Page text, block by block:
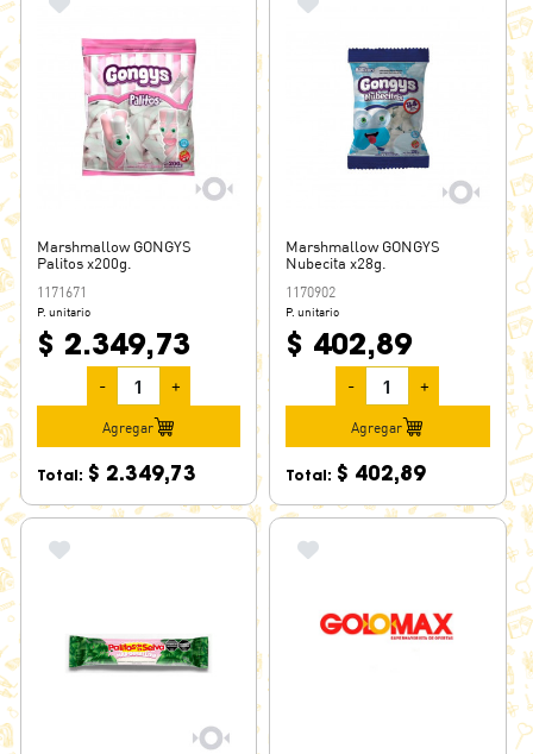
Marshmallow GONGYS
Palitos x200g.
1171671
P. unitario
$ 2.349,73
- +
Agregar
Total: $ 2.349,73
Marshmallow GONGYS
Nubecita x28g.
1170902
P. unitario
$ 402,89
- +
Agregar
Total: $ 402,89